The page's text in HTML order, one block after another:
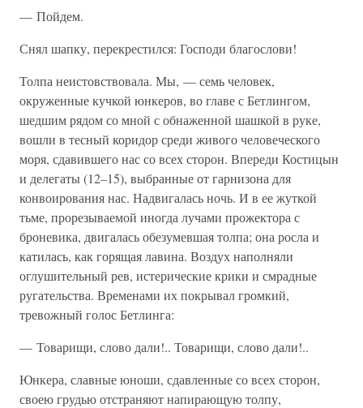
— Пойдем.
Снял шапку, перекрестился: Господи благослови!
Толпа неистовствовала. Мы, — семь человек,
окруженные кучкой юнкеров, во главе с Бетлингом,
шедшим рядом со мной с обнаженной шашкой в руке,
вошли в тесный коридор среди живого человеческого
моря, сдавившего нас со всех сторон. Впереди Костицын
и делегаты (12–15), выбранные от гарнизона для
конвоирования нас. Надвигалась ночь. И в ее жуткой
тьме, прорезываемой иногда лучами прожектора с
броневика, двигалась обезумевшая толпа; она росла и
катилась, как горящая лавина. Воздух наполняли
оглушительный рев, истерические крики и смрадные
ругательства. Временами их покрывал громкий,
тревожный голос Бетлинга:
— Товарищи, слово дали!.. Товарищи, слово дали!..
Юнкера, славные юноши, сдавленные со всех сторон,
своею грудью отстраняют напирающую толпу,